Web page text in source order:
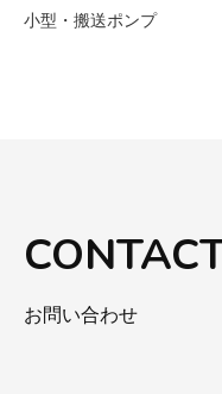
小型・搬送ポンプ
お問い合わせ